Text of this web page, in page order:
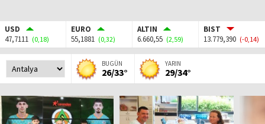
USD
47,7111 (0,18)
EURO
55,1881 (0,32)
ALTIN
6.660,55 (2,59)
BIST
13.779,390 (-0,14)
BUGÜN
26/33°
YARIN
29/34°